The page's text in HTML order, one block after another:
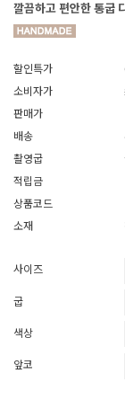
깔끔하고 편안한 통굽
할인특가
소비자가
판매가
배송
촬영굽
적립금
상품코드
소재
사이즈
굽
색상
앞코